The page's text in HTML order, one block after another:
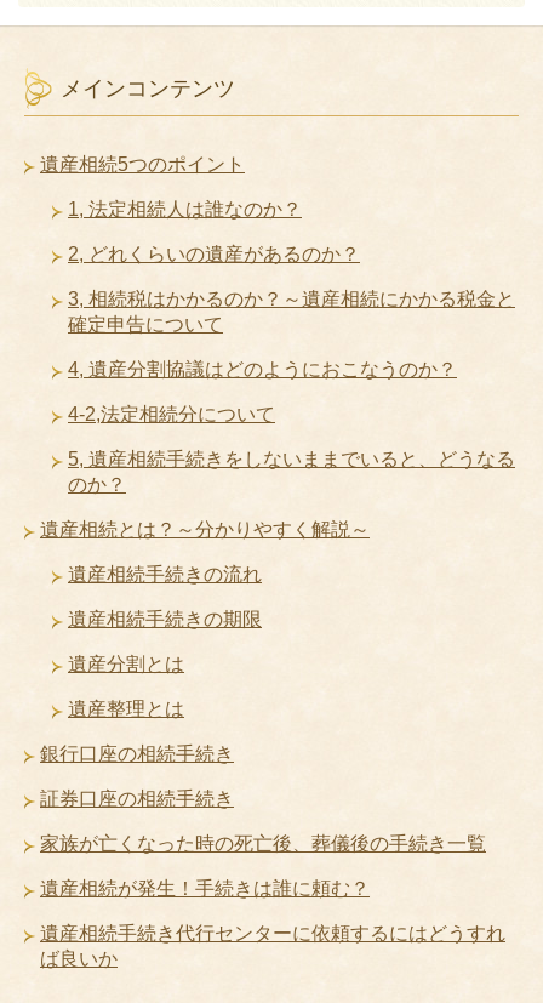
メインコンテンツ
遺産相続5つのポイント
1, 法定相続人は誰なのか？
2, どれくらいの遺産があるのか？
3, 相続税はかかるのか？～遺産相続にかかる税金と
確定申告について
4, 遺産分割協議はどのようにおこなうのか？
4-2,法定相続分について
5, 遺産相続手続きをしないままでいると、どうなる
のか？
遺産相続とは？～分かりやすく解説～
遺産相続手続きの流れ
遺産相続手続きの期限
遺産分割とは
遺産整理とは
銀行口座の相続手続き
証券口座の相続手続き
家族が亡くなった時の死亡後、葬儀後の手続き一覧
遺産相続が発生！手続きは誰に頼む？
遺産相続手続き代行センターに依頼するにはどうすれ
ば良いか